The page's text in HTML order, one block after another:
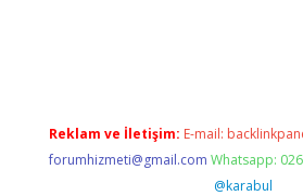
Reklam ve İletişim: E-mail:
forumhizmeti@gmail.com Whatsapp:
@karabul